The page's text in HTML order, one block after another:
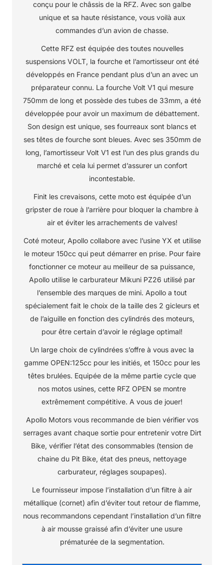
conçu pour le châssis de la RFZ. Avec son galbe
unique et sa haute résistance, vous voilà aux
commandes d’un avion de chasse.
Cette RFZ est équipée des toutes nouvelles
suspensions VOLT, la fourche et l’amortisseur ont été
développés en France pendant plus d’un an avec un
préparateur connu. La fourche Volt V1 qui mesure
750mm de long et possède des tubes de 33mm, a été
développée pour avoir un maximum de débattement.
Son design est unique, ses fourreaux sont blancs et
ses têtes de fourche sont bleues. Avec ses 350mm de
long, l’amortisseur Volt V1 est l’un des plus grands du
marché et cela lui permet d’assurer un confort
incontestable.
Finit les crevaisons, cette moto est équipée d’un
gripster de roue à l’arrière pour bloquer la chambre à
air et éviter les arrachements de valves!
Coté moteur, Apollo collabore avec l’usine YX et utilise
le moteur 150cc qui peut démarrer en prise. Pour faire
fonctionner ce moteur au meilleur de sa puissance,
Apollo utilise le carburateur Mikuni PZ26 utilisé par
l’ensemble des marques de mini. Apollo a tout
spécialement fait le choix de la taille des 2 gicleurs et
de l’aiguille en fonction des cylindrés des moteurs,
pour être certain d’avoir le réglage optimal!
Un large choix de cylindrées s’offre à vous avec la
gamme OPEN:125cc pour les initiés, et 150cc pour les
têtes brulées. Equipée de la même partie cycle que
nos motos usines, cette RFZ OPEN se montre
extrêmement compétitive. A vous de jouer!
Apollo Motors vous recommande de bien vérifier vos
serrages avant chaque sortie pour entretenir votre Dirt
Bike, vérifier l’état des consommables (tension de
chaine du Pit Bike, état des pneus, nettoyage
carburateur, réglages soupapes).
Le fournisseur impose l’installation d’un filtre à air
métallique (cornet) afin d’éviter tout retour de flamme,
nous recommandons cependant l’installation d’un filtre
à air mousse graissé afin d’éviter une usure
prématurée de la segmentation.